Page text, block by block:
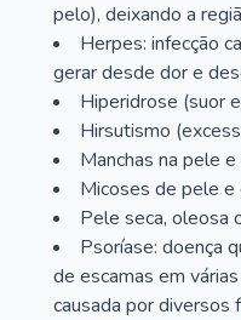
pelo), deixando a
Herpes: infecção
gerar desde dor e
Hiperidrose (suor
Hirsutismo
Manchas na pele e
Micoses de pele e
Pele seca, oleosa
Psoríase: doença
de escamas em
causada por diversos